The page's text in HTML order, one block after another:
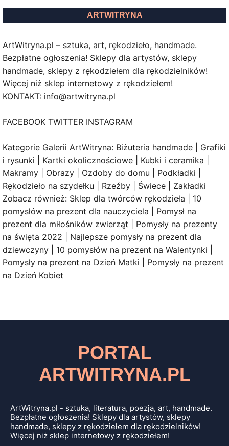
ARTWITRYNA
ArtWitryna.pl – sztuka, art, rękodzieło, handmade.
Bezpłatne ogłoszenia! Sklepy dla artystów, sklepy
handmade, sklepy z rękodziełem dla rękodzielników!
Więcej niż sklep internetowy z rękodziełem!
KONTAKT: info@artwitryna.pl
FACEBOOK TWITTER INSTAGRAM
Kategorie Galerii ArtWitryna: Biżuteria handmade | Grafiki
i rysunki | Kartki okolicznościowe | Kubki i ceramika |
Makramy | Obrazy | Ozdoby do domu | Podkładki |
Rękodzieło na szydełku | Rzeźby | Świece | Zakładki
Zobacz również: Sklep dla twórców rękodzieła | 10
pomysłów na prezent dla nauczyciela | Pomysł na
prezent dla miłośników zwierząt | Pomysły na prezenty
na święta 2022 | Najlepsze pomysły na prezent dla
dziewczyny | 10 pomysłów na prezent na Walentynki |
Pomysły na prezent na Dzień Matki | Pomysły na prezent
na Dzień Kobiet
PORTAL
ARTWITRYNA.PL
ArtWitryna.pl - sztuka, literatura, poezja, art, handmade.
Bezpłatne ogłoszenia! Sklepy dla artystów, sklepy
handmade, sklepy z rękodziełem dla rękodzielników!
Więcej niż sklep internetowy z rękodziełem!